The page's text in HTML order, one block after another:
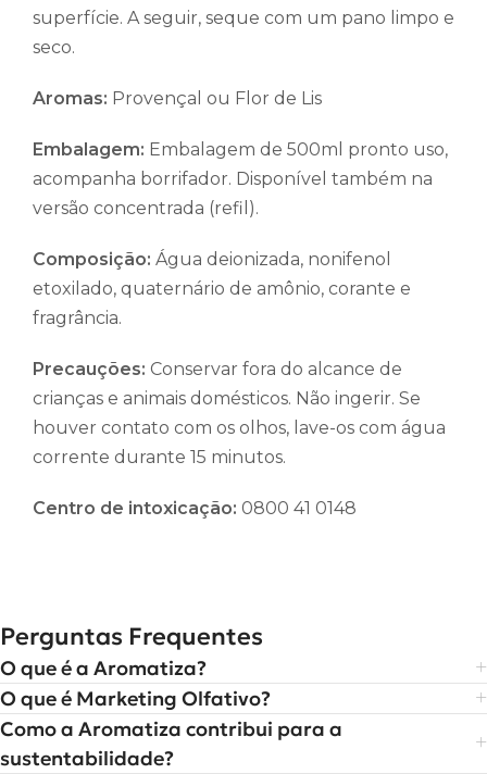
superfície. A seguir, seque com um pano limpo e
seco.
Aromas: Provençal ou Flor de Lis
Embalagem: Embalagem de 500ml pronto uso,
acompanha borrifador. Disponível também na
versão concentrada (refil).
Composição: Água deionizada, nonifenol
etoxilado, quaternário de amônio, corante e
fragrância.
Precauções: Conservar fora do alcance de
crianças e animais domésticos. Não ingerir. Se
houver contato com os olhos, lave-os com água
corrente durante 15 minutos.
Centro de intoxicação: 0800 41 0148
Perguntas Frequentes
O que é a Aromatiza?
O que é Marketing Olfativo?
Como a Aromatiza contribui para a
sustentabilidade?